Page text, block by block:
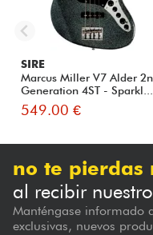
SIRE
Marcus Miller V7 Alder
Generation 4ST - Sparkl...
549.00 €
no te pierdas
al recibir
Manténgase informado
exclusivas, nuevos